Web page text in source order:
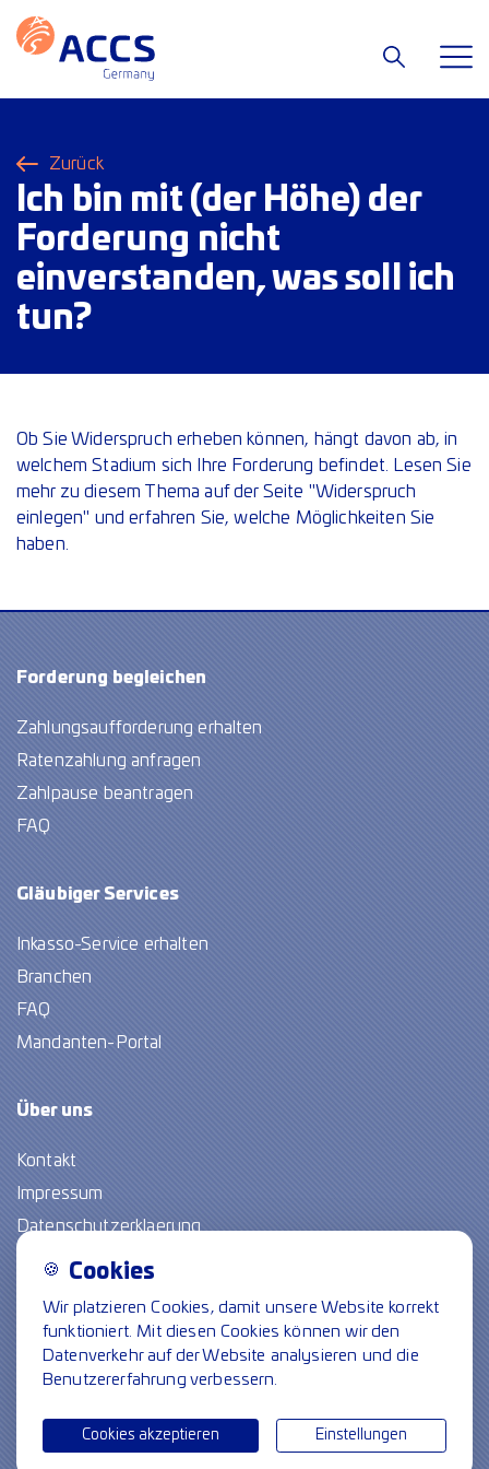
Zurück
Ich bin mit (der Höhe) der
Forderung nicht
einverstanden, was soll ich
tun?
Ob Sie Widerspruch erheben können, hängt davon ab, in
welchem Stadium sich Ihre Forderung befindet. Lesen Sie
mehr zu diesem Thema auf der Seite "Widerspruch
einlegen" und erfahren Sie, welche Möglichkeiten Sie
haben.
Forderung begleichen
Zahlungsaufforderung erhalten
Ratenzahlung anfragen
Zahlpause beantragen
FAQ
Gläubiger Services
Inkasso-Service erhalten
Branchen
FAQ
Mandanten-Portal
Über uns
Kontakt
Impressum
Datenschutzerklaerung
Freie Stellen
Folge uns
© Spiegel crossmedia communicatie
🍪 Cookies
Wir platzieren Cookies, damit unsere Website korrekt
funktioniert. Mit diesen Cookies können wir den
Datenverkehr auf der Website analysieren und die
Benutzererfahrung verbessern.
Cookies akzeptieren Einstellungen